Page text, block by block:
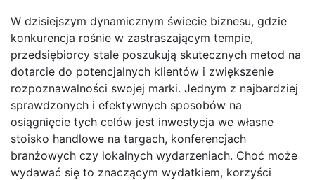
W dzisiejszym dynamicznym świecie biznesu, gdzie
konkurencja rośnie w zastraszającym tempie,
przedsiębiorcy stale poszukują skutecznych metod na
dotarcie do potencjalnych klientów i zwiększenie
rozpoznawalności swojej marki. Jednym z najbardziej
sprawdzonych i efektywnych sposobów na
osiągnięcie tych celów jest inwestycja we własne
stoisko handlowe na targach, konferencjach
branżowych czy lokalnych wydarzeniach. Choć może
wydawać się to znaczącym wydatkiem, korzyści